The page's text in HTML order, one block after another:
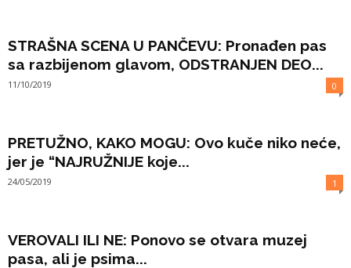
STRAŠNA SCENA U PANČEVU: Pronađen pas
sa razbijenom glavom, ODSTRANJEN DEO...
11/10/2019 0
PRETUŽNO, KAKO MOGU: Ovo kuče niko neće,
jer je “NAJRUŽNIJE koje...
24/05/2019 1
VEROVALI ILI NE: Ponovo se otvara muzej
pasa, ali je psima...